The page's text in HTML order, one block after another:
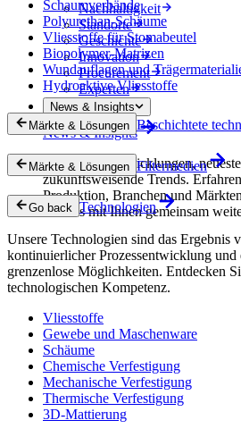
Nachhaltigkeit
Standorte
Geschichte
Innovation
Procurement
Experten
News & Insights
News & Insights
Innovative Entwicklungen,
zukunftsweisende Trends.
Produktion, Branchen und
wir uns mit Ihnen gemeinsam
Schaumverbände
Polyurethan-Schäume
Vliesstoffe für Stomabeutel
Biopolymer-Matrizen
Wundauflagen und
Hydroaktive Vliesstoffe
Märkte & Lösungen Beschichtete
Märkte & Lösungen Filtermedien
Go back Technologien
Unsere Technologien sind das Ergebnis
kontinuierlicher Prozessentwicklung und
grenzenlose Möglichkeiten. Entdecken
technologischen Kompetenz.
Vliesstoffe
Gewebe und Maschenware
Schäume
Chemische Verfestigung
Mechanische Verfestigung
Thermische Verfestigung
3D-Mattierung